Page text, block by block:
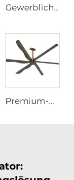
Gewerblich 0,9m 1,2m Wandmontage Großer Ventilator 220V Motor für Fertigungsbetriebe Restaurants Farmen Hotels
Premium-Gewerblicher Deckenlüfter Hochdurchfluss-Niedrigdrehzahl HVLS aus Aluminiumlegierung für Restaurants und Hotels 380V Spannung